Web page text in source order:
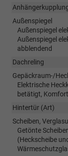
Außenspiegel
Außenspiegel
Außenspiegel
abblendend
Dachreling
Gepäckraum-/
Elektrische
betätigt,
Hintertür (Art)
Scheiben,
Getönte
(Heckscheibe